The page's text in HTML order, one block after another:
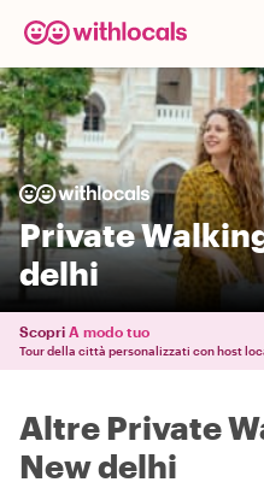
Private
delhi
Scopri A modo tuo
Tour della città personalizzati con host
Altre Private
New delhi